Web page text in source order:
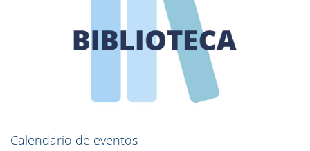
Calendario de eventos